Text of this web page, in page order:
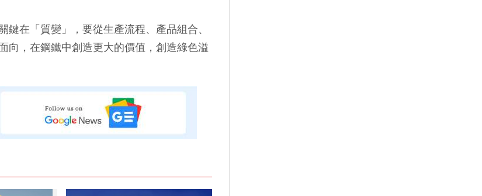
在「質變」，要從生產流程、產品組合、
向，在鋼鐵中創造更大的價值，創造綠色溢